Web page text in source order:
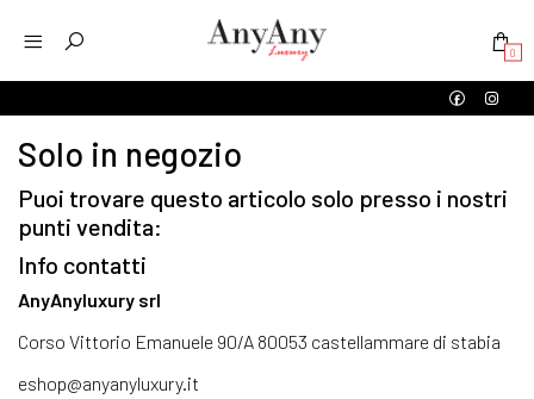
0
Solo in negozio
Puoi trovare questo articolo solo presso i nostri
punti vendita:
Info contatti
AnyAnyluxury srl
Corso Vittorio Emanuele 90/A 80053 castellammare di stabia
eshop@anyanyluxury.it